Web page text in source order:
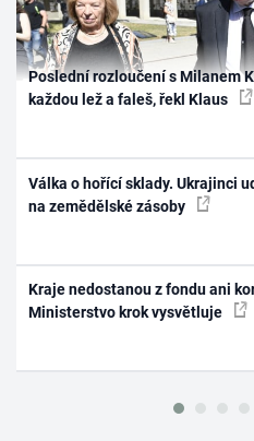
Poslední rozloučení s Milanem
každou lež a faleš, řekl Klaus
Válka o hořící sklady. Ukrajinci
na zemědělské zásoby
Kraje nedostanou z fondu ani
Ministerstvo krok vysvětluje